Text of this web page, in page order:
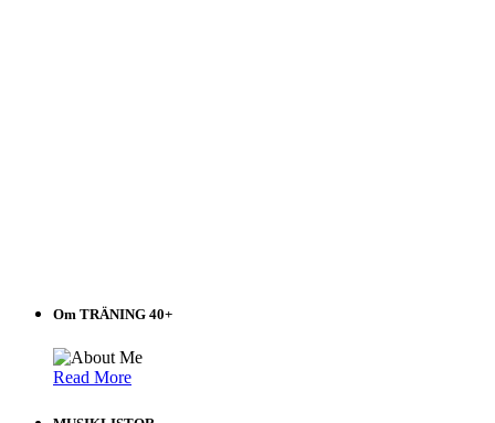
Om TRÄNING 40+
Read More